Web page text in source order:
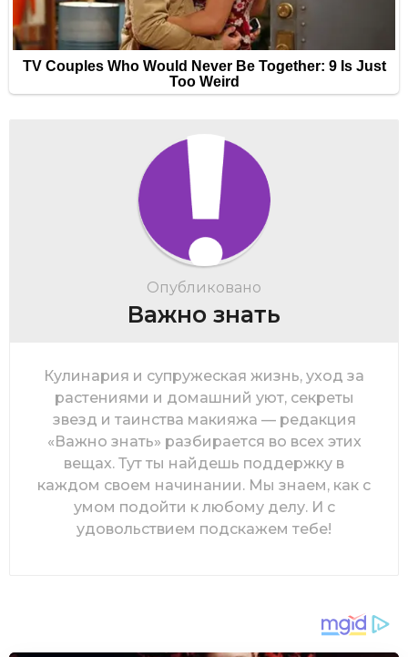
Опубликовано
Важно знать
Кулинария и супружеская жизнь, уход за
растениями и домашний уют, секреты
звезд и таинства макияжа — редакция
«Важно знать» разбирается во всех этих
вещах. Тут ты найдешь поддержку в
каждом своем начинании. Мы знаем, как с
умом подойти к любому делу. И с
удовольствием подскажем тебе!